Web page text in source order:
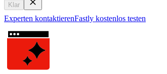
Klar
Experten kontaktierenFastly kostenlos testen